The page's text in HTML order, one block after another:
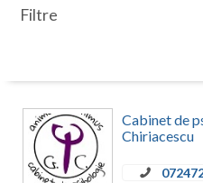
Botosani
Bucuresti
Buzau
Articole
Cabinet
Membri
Filtre
Cabinet de
Chiriacescu